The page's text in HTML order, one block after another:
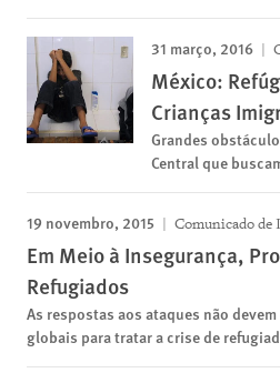
31 março, 2016
México:
Crianças
Grandes
Central que
19 novembro, 2015 Comunicado de
Em Meio à Insegurança,
Refugiados
As respostas aos ataques não
globais para tratar a crise de